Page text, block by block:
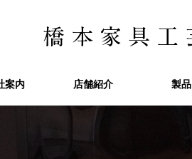
案内 店舗紹介 製品
案内 店舗紹介 製品